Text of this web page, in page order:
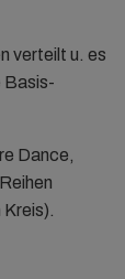
verteilt u. es
Basis-
Dance,